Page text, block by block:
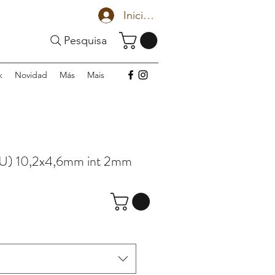
Iniciar sesión
Pesquisa
Novidad Más Mais
10,2x4,6mm int 2mm